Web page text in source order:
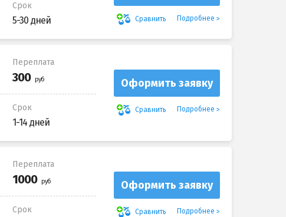
Срок
5-30 дней Сравнить Подробнее
Переплата
Срок
1-14 дней
Оформить заявку
Сравнить Подробнее
Переплата
Срок
Оформить заявку
Сравнить Подробнее